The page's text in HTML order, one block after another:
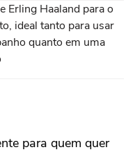
Erling Haaland para o
ideal tanto para usar
quanto em uma
para quem quer